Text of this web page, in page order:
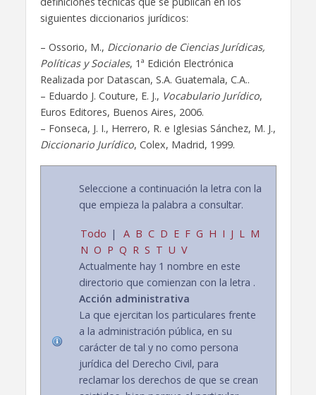
siguientes diccionarios jurídicos:
– Ossorio, M., Diccionario de Ciencias Jurídicas,
Políticas y Sociales, 1ª Edición Electrónica
Realizada por Datascan, S.A. Guatemala, C.A..
– Eduardo J. Couture, E. J., Vocabulario Jurídico,
Euros Editores, Buenos Aires, 2006.
– Fonseca, J. I., Herrero, R. e Iglesias Sánchez, M. J.,
Diccionario Jurídico, Colex, Madrid, 1999.
Seleccione a continuación la letra con la
que empieza la palabra a consultar.
Todo | A B C D E F G H I J L
M
N O P Q R S T U V
Actualmente hay 1 nombre en este
directorio que comienzan con la letra .
Acción administrativa
La que ejercitan los particulares frente
a la administración pública, en su
carácter de tal y no como persona
jurídica del Derecho Civil, para
reclamar los derechos de que se crean